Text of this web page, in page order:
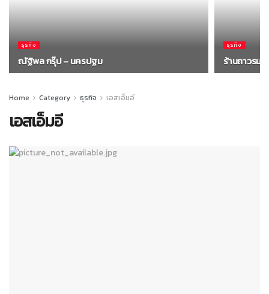
ธุรกิจ
ณัฐิพล กรุ๊ป – นครปฐม
ธุรกิจ
ร้านถาวรม
Home Category ธุรกิจ เอสเอ็มอี
เอสเอ็มอี